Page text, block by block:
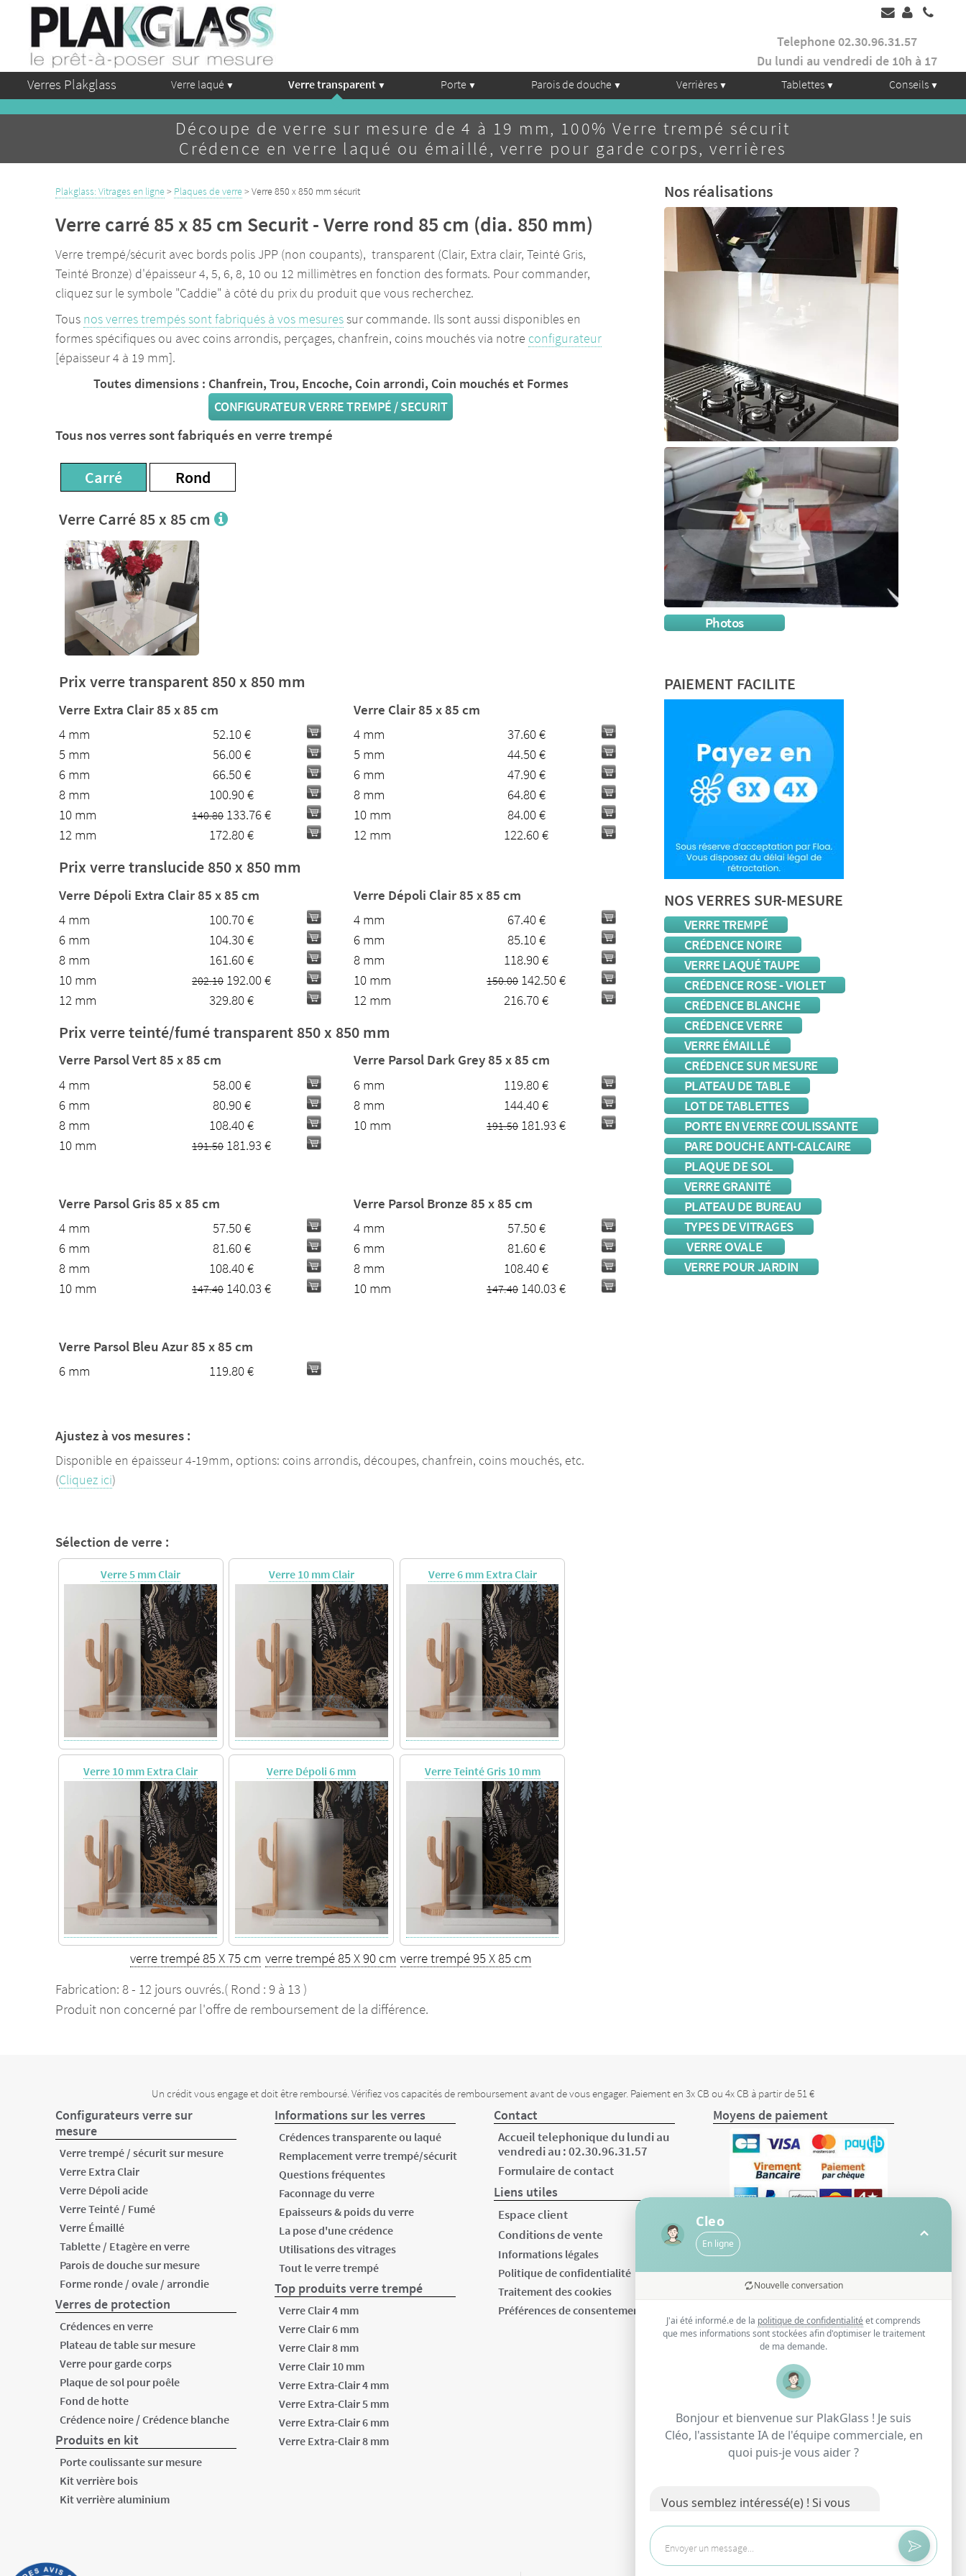
Telephone 02.30.96.31.57
Du lundi au vendredi de 10h à 17
Verres Plakglass Verre laqué Verre transparent Porte Parois de douche Verrières Tablettes Conseils
Découpe de verre sur mesure de 4 à 19 mm, 100% Verre trempé sécurit
Crédence en verre laqué ou émaillé, verre pour garde corps, verrières
Plakglass: Vitrages en ligne> Plaques de verre> Verre 850 x 850 mm sécurit
Verre carré 85 x 85 cm Securit - Verre rond 85 cm (dia. 850 mm)
Verre trempé/sécurit avec bords polis JPP (non coupants), transparent (Clair, Extra clair, Teinté Gris,
Teinté Bronze) d'épaisseur 4, 5, 6, 8, 10 ou 12 millimètres en fonction des formats. Pour commander,
cliquez sur le symbole "Caddie" à côté du prix du produit que vous recherchez.
Tous nos verres trempés sont fabriqués à vos mesuressur commande. Ils sont aussi disponibles en
formes spécifiques ou avec coins arrondis, perçages, chanfrein, coins mouchés via notre configurateur
[épaisseur 4 à 19 mm].
Toutes dimensions : Chanfrein, Trou, Encoche, Coin arrondi, Coin mouchés et Formes
CONFIGURATEUR VERRE TREMPÉ / SECURIT
Tous nos verres sont fabriqués en verre trempé
Carré Rond
Verre Carré 85 x 85 cm
Prix verre transparent 850 x 850 mm
Verre Extra Clair 85 x 85 cm
4 mm
52.10 €
5 mm
56.00 €
6 mm
66.50 €
8 mm
100.90 €
10 mm
140.80 133.76 €
12 mm
172.80 €
Verre Clair 85 x 85 cm
4 mm
37.60 €
5 mm
44.50 €
6 mm
47.90 €
8 mm
64.80 €
10 mm
84.00 €
12 mm
122.60 €
Prix verre translucide 850 x 850 mm
Verre Dépoli Extra Clair 85 x 85 cm
4 mm
100.70 €
6 mm
104.30 €
8 mm
161.60 €
10 mm
202.10 192.00 €
12 mm
329.80 €
Verre Dépoli Clair 85 x 85 cm
4 mm
67.40 €
6 mm
85.10 €
8 mm
118.90 €
10 mm
150.00 142.50 €
12 mm
216.70 €
Prix verre teinté/fumé transparent 850 x 850 mm
Verre Parsol Vert 85 x 85 cm
4 mm
58.00 €
6 mm
80.90 €
8 mm
108.40 €
10 mm
191.50 181.93 €
Verre Parsol Dark Grey 85 x 85 cm
6 mm
119.80 €
8 mm
144.40 €
10 mm
191.50 181.93 €
Verre Parsol Gris 85 x 85 cm
4 mm
57.50 €
6 mm
81.60 €
8 mm
108.40 €
10 mm
147.40 140.03 €
Verre Parsol Bronze 85 x 85 cm
4 mm
57.50 €
6 mm
81.60 €
8 mm
108.40 €
10 mm
147.40 140.03 €
Verre Parsol Bleu Azur 85 x 85 cm
6 mm
119.80 €
Ajustez à vos mesures :
Disponible en épaisseur 4-19mm, options: coins arrondis, découpes, chanfrein, coins mouchés, etc.
(Cliquez ici)
Sélection de verre :
Verre 5 mm Clair Verre 10 mm Clair Verre 6 mm Extra Clair
Verre 10 mm Extra Clair Verre Dépoli 6 mm Verre Teinté Gris 10 mm
verre trempé 85 X 75 cm verre trempé 85 X 90 cm verre trempé 95 X 85 cm
Fabrication: 8 - 12 jours ouvrés.( Rond : 9 à 13 )
Produit non concerné par l'offre de remboursement de la différence.
Nos réalisations
Photos
PAIEMENT FACILITE
NOS VERRES SUR-MESURE
VERRE TREMPÉ
CRÉDENCE NOIRE
VERRE LAQUÉ TAUPE
CRÉDENCE ROSE - VIOLET
CRÉDENCE BLANCHE
CRÉDENCE VERRE
VERRE ÉMAILLÉ
CRÉDENCE SUR MESURE
PLATEAU DE TABLE
LOT DE TABLETTES
PORTE EN VERRE COULISSANTE
PARE DOUCHE ANTI-CALCAIRE
PLAQUE DE SOL
VERRE GRANITÉ
PLATEAU DE BUREAU
TYPES DE VITRAGES
VERRE OVALE
VERRE POUR JARDIN
Un crédit vous engage et doit être remboursé. Vérifiez vos capacités de remboursement avant de vous engager. Paiement en 3x CB ou 4x CB à partir de 51 €
Configurateurs verre sur
mesure
Verre trempé / sécurit sur mesure
Verre Extra Clair
Verre Dépoli acide
Verre Teinté / Fumé
Verre Émaillé
Tablette / Etagère en verre
Parois de douche sur mesure
Forme ronde / ovale / arrondie
Verres de protection
Crédences en verre
Plateau de table sur mesure
Verre pour garde corps
Plaque de sol pour poêle
Fond de hotte
Crédence noire /Crédence blanche
Produits en kit
Porte coulissante sur mesure
Kit verrière bois
Kit verrière aluminium
Informations sur les verres
Crédences transparente ou laqué
Remplacement verre trempé/sécurit
Questions fréquentes
Faconnage du verre
Epaisseurs & poids du verre
La pose d'une crédence
Utilisations des vitrages
Tout le verre trempé
Top produits verre trempé
Verre Clair 4 mm
Verre Clair 6 mm
Verre Clair 8 mm
Verre Clair 10 mm
Verre Extra-Clair 4 mm
Verre Extra-Clair 5 mm
Verre Extra-Clair 6 mm
Verre Extra-Clair 8 mm
Contact
Accueil telephonique du lundi au
vendredi au :02.30.96.31.57
Formulaire de contact
Liens utiles
Espace client
Conditions de vente
Informations légales
Politique de confidentialité
Traitement des cookies
Préférences de consentement
Moyens de paiement
Consulter les Conditions Générales du paiement
en plusieurs fois FLOA
Cleo
En ligne
Nouvelle conversation
J'ai été informé.e de la politique de confidentialité et comprends
que mes informations sont stockées afin d'optimiser le traitement
de ma demande.
Bonjour et bienvenue sur PlakGlass ! Je suis
Cléo, l'assistante IA de l'équipe commerciale, en
quoi puis-je vous aider ?
Vous semblez intéressé(e) ! Si vous